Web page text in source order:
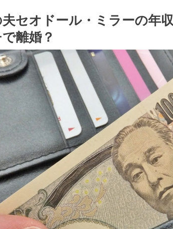
セオドール・ミラーの年
離婚？